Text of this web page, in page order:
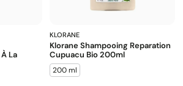
La
KLORANE
Klorane Shampooing Reparation
Cupuacu Bio 200ml
200 ml